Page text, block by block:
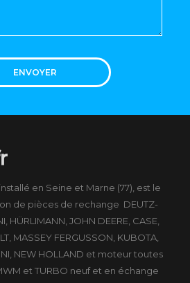
ENVOYER
en Seine et Marne (77), est le
de pièces de rechange DEUTZ-
HÜRLIMANN, JOHN DEERE, CASE,
MASSEY FERGUSSON, KUBOTA,
NEW HOLLAND et moteur toutes
et TURBO neuf et en échange